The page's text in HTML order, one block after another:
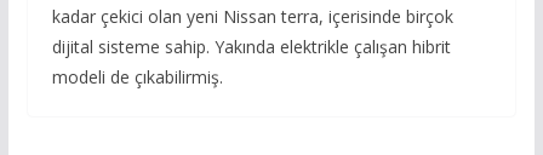
kadar çekici olan yeni Nissan terra, içerisinde birçok
dijital sisteme sahip. Yakında elektrikle çalışan hibrit
modeli de çıkabilirmiş.